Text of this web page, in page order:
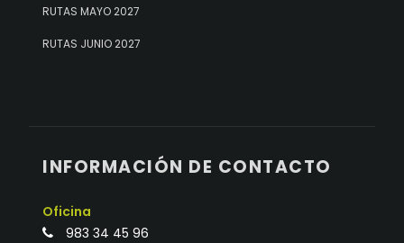
RUTAS MAYO 2027
RUTAS JUNIO 2027
INFORMACIÓN DE CONTACTO
Oficina
983 34 45 96